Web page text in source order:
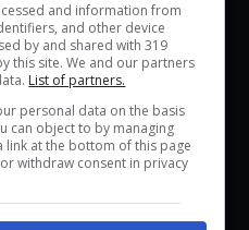
and information from
and other device
by and shared with 319
this site. We and our partners
List of partners.
personal data on the basis
can object to by managing
at the bottom of this page
withdraw consent in privacy